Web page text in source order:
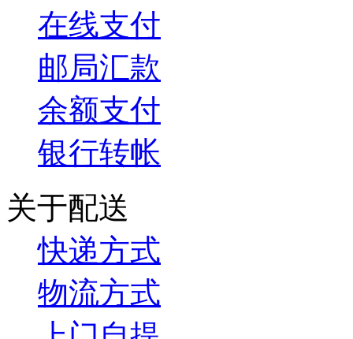
在线支付
邮局汇款
余额支付
银行转帐
关于配送
快递方式
物流方式